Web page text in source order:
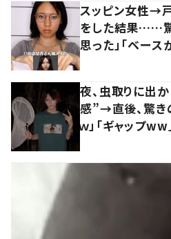
スッピン女性→
をした結果……
思った」「ベース
夜、虫取りに出
感”→直後、驚き
ｗ」「ギャップww